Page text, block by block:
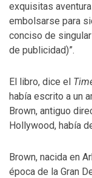
exquisitas
embolsarse para
conciso de
de publicidad)”.
El libro, dice el
había escrito a un
Brown, antiguo
Hollywood, había
Brown, nacida en
época de la Gran